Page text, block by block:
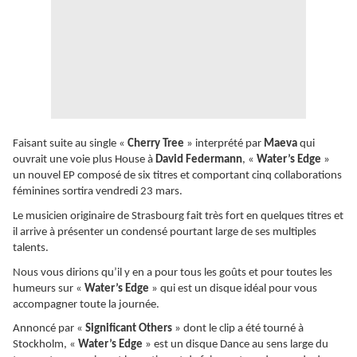
Faisant suite au single « Cherry Tree » interprété par Maeva qui
ouvrait une voie plus House à David Federmann, « Water’s Edge »
un nouvel EP composé de six titres et comportant cinq collaborations
féminines sortira vendredi 23 mars.
Le musicien originaire de Strasbourg fait très fort en quelques titres et
il arrive à présenter un condensé pourtant large de ses multiples
talents.
Nous vous dirions qu’il y en a pour tous les goûts et pour toutes les
humeurs sur « Water’s Edge » qui est un disque idéal pour vous
accompagner toute la journée.
Annoncé par « Significant Others » dont le clip a été tourné à
Stockholm, « Water’s Edge » est un disque Dance au sens large du